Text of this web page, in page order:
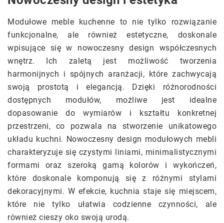
Modułowe meble kuchenne to nie tylko rozwiązanie
funkcjonalne, ale również estetyczne, doskonale
wpisujące się w nowoczesny design współczesnych
wnętrz. Ich zaletą jest możliwość tworzenia
harmonijnych i spójnych aranżacji, które zachwycają
swoją prostotą i elegancją. Dzięki różnorodności
dostępnych modułów, możliwe jest idealne
dopasowanie do wymiarów i kształtu konkretnej
przestrzeni, co pozwala na stworzenie unikatowego
układu kuchni. Nowoczesny design modułowych mebli
charakteryzuje się czystymi liniami, minimalistycznymi
formami oraz szeroką gamą kolorów i wykończeń,
które doskonale komponują się z różnymi stylami
dekoracyjnymi. W efekcie, kuchnia staje się miejscem,
które nie tylko ułatwia codzienne czynności, ale
również cieszy oko swoją urodą.